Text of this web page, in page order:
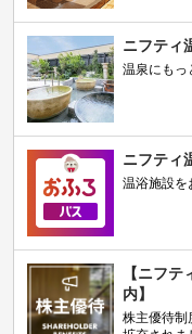
ニフティ
温泉にもっ
ニフティ
温浴施設を
【ニフ
内】
株主優待制